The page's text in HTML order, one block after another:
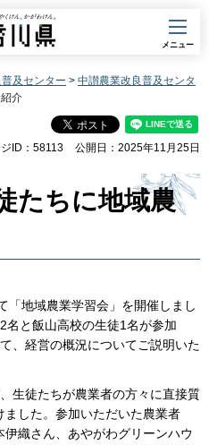
県
メニュー
及センター > 中讃農業改良普及センタ
介
ID：58113 公開日：2025年11月25日
たちに地域農
「地域農業学習会」を開催しまし
名と飯山高校の生徒1名が参加
、経営の概況についてご説明いた
生徒たちが農業者の方々に直接質
した。参加いただいた農業者
織さん、あやがわグリーンハウ